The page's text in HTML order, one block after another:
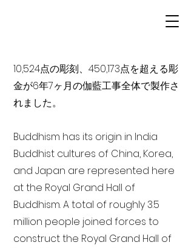
10,524点の彫刻、450,173点を超える彫
金が6年7ヶ月の伽藍工事全体で製作さ
れました。
Buddhism has its origin in India
Buddhist cultures of China, Korea,
and Japan are represented here
at the Royal Grand Hall of
Buddhism. A total of roughly 3.5
million people joined forces to
construct the Royal Grand Hall of